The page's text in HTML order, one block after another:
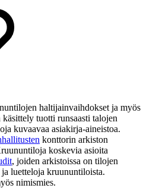
haltijainvaihdokset ja myös
tuotti runsaasti talojen
kuvaavaa asiakirja-aineistoa.
konttorin arkiston
koskevia asioita
, joiden arkistoissa on tilojen
luetteloja kruununtiloista.
nimismies.